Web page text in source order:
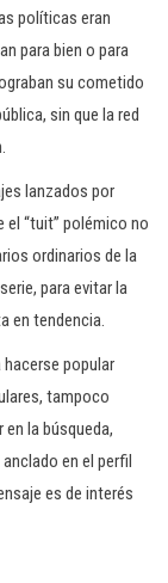
políticas eran
para bien o para
su cometido
sin que la red
lanzados por
el “tuit” polémico no
ordinarios de la
para evitar la
en tendencia.
popular
tampoco
la búsqueda,
en el perfil
es de interés